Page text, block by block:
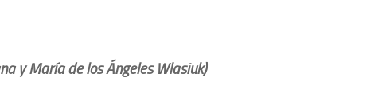
y María de los Ángeles Wlasiuk)